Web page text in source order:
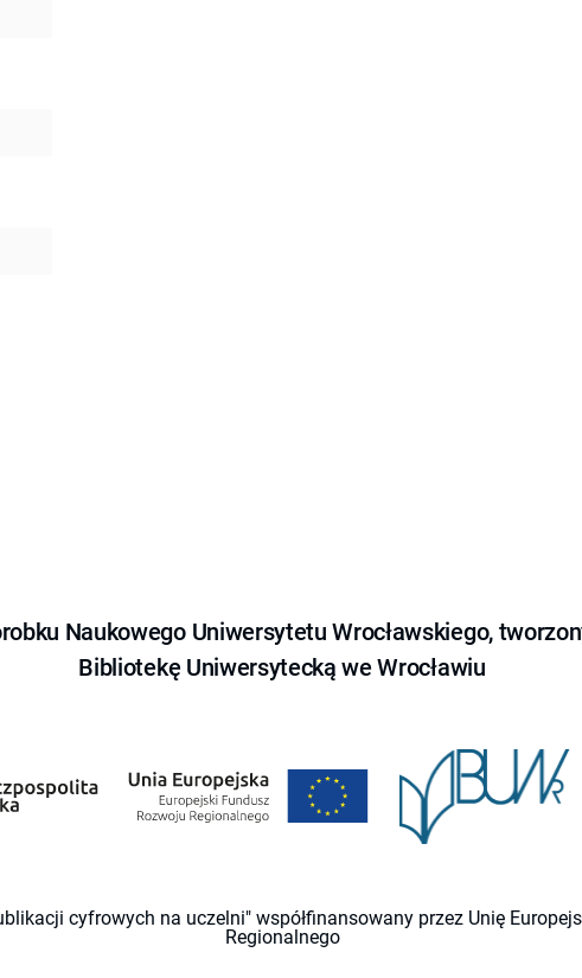
Naukowego Uniwersytetu Wrocławskiego,
Bibliotekę Uniwersytecką we Wrocławiu
cyfrowych na uczelni" współfinansowany przez Unię
Regionalnego